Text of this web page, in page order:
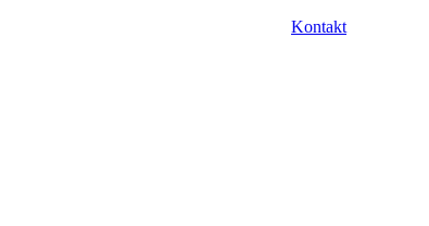
Kontakt